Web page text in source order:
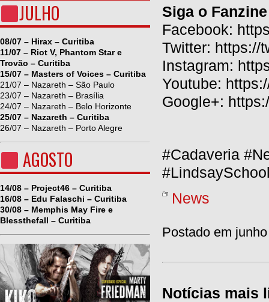
JULHO
08/07 – Hirax – Curitiba
11/07 – Riot V, Phantom Star e
Trovão – Curitiba
15/07 – Masters of Voices – Curitiba
21/07 – Nazareth – São Paulo
23/07 – Nazareth – Brasília
24/07 – Nazareth – Belo Horizonte
25/07 – Nazareth – Curitiba
26/07 – Nazareth – Porto Alegre
AGOSTO
14/08 – Project46 – Curitiba
16/08 – Edu Falaschi – Curitiba
30/08 – Memphis May Fire e
Blessthefall – Curitiba
Siga o
Facebook:
Twitter: https://
Instagram:
Youtube:
Google+:
#Cadaveria
#
News
Postado em
Notícias mais